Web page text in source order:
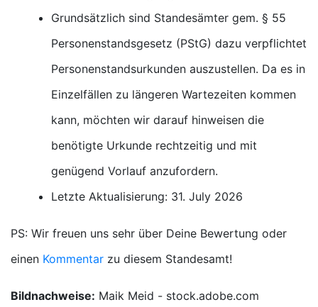
Grundsätzlich sind Standesämter gem. § 55
Personenstandsgesetz (PStG) dazu verpflichtet
Personenstandsurkunden auszustellen. Da es in
Einzelfällen zu längeren Wartezeiten kommen
kann, möchten wir darauf hinweisen die
benötigte Urkunde rechtzeitig und mit
genügend Vorlauf anzufordern.
Letzte Aktualisierung: 31. July 2026
PS: Wir freuen uns sehr über Deine Bewertung oder
einen Kommentar zu diesem Standesamt!
Bildnachweise: Maik Meid - stock.adobe.com